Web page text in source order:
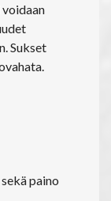
Sukset
paino